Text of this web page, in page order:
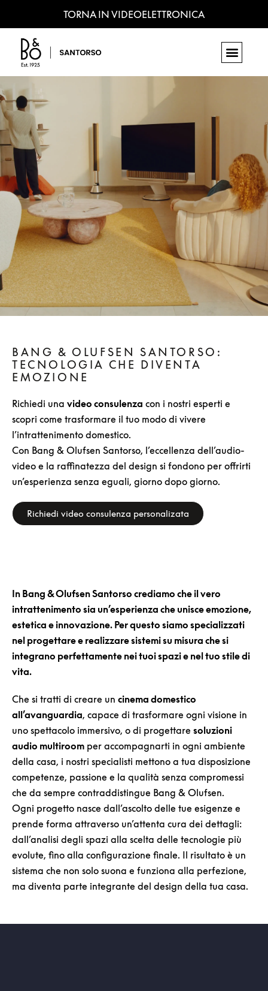
TORNA IN VIDEOELETTRONICA
BANG & OLUFSEN SANTORSO:
TECNOLOGIA CHE DIVENTA
EMOZIONE
Richiedi una video consulenza con i nostri esperti e
scopri come trasformare il tuo modo di vivere
l’intrattenimento domestico.
Con Bang & Olufsen Santorso, l’eccellenza dell’audio-
video e la raffinatezza del design si fondono per offrirti
un’esperienza senza eguali, giorno dopo giorno.
Richiedi video consulenza personalizata
In Bang & Olufsen Santorso crediamo che il vero
intrattenimento sia un’esperienza che unisce emozione,
estetica e innovazione. Per questo siamo specializzati
nel progettare e realizzare sistemi su misura che si
integrano perfettamente nei tuoi spazi e nel tuo stile di
vita.
Che si tratti di creare un cinema domestico
all’avanguardia, capace di trasformare ogni visione in
uno spettacolo immersivo, o di progettare soluzioni
audio multiroom per accompagnarti in ogni ambiente
della casa, i nostri specialisti mettono a tua disposizione
competenze, passione e la qualità senza compromessi
che da sempre contraddistingue Bang & Olufsen.
Ogni progetto nasce dall’ascolto delle tue esigenze e
prende forma attraverso un’attenta cura dei dettagli:
dall’analisi degli spazi alla scelta delle tecnologie più
evolute, fino alla configurazione finale. Il risultato è un
sistema che non solo suona e funziona alla perfezione,
ma diventa parte integrante del design della tua casa.